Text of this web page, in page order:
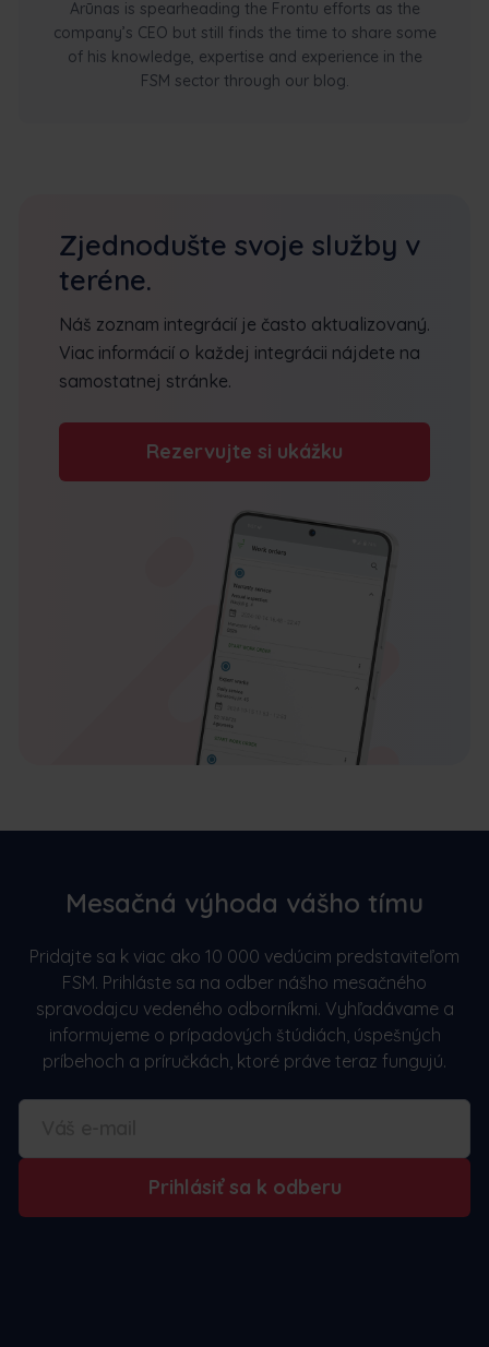
Arūnas is spearheading the Frontu efforts as the
company’s CEO but still finds the time to share some
of his knowledge, expertise and experience in the
FSM sector through our blog.
Zjednodušte svoje služby v
teréne.
Náš zoznam integrácií je často aktualizovaný.
Viac informácií o každej integrácii nájdete na
samostatnej stránke.
Rezervujte si ukážku
Mesačná výhoda vášho tímu
Pridajte sa k viac ako 10 000 vedúcim predstaviteľom
FSM. Prihláste sa na odber nášho mesačného
spravodajcu vedeného odborníkmi. Vyhľadávame a
informujeme o prípadových štúdiách, úspešných
príbehoch a príručkách, ktoré práve teraz fungujú.
Prihlásiť sa k odberu